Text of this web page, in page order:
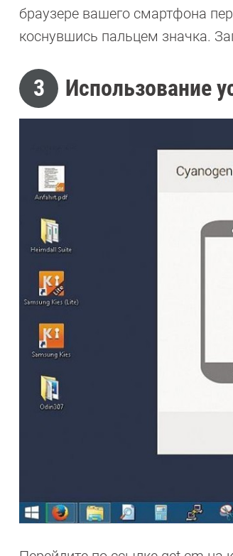
браузере вашего смартфона
коснувшись пальцем значка.
3 Использование